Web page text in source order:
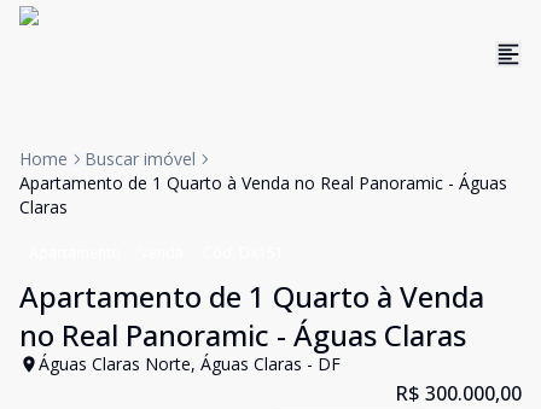
Home
Buscar imóvel
Apartamento de 1 Quarto à Venda no Real Panoramic - Águas
Claras
Apartamento de 1 Quarto à Venda
no Real Panoramic - Águas Claras
Águas Claras Norte, Águas Claras - DF
R$ 300.000,00